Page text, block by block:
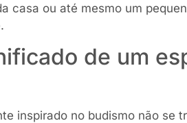
casa ou até mesmo um
de um
inspirado no budismo não se